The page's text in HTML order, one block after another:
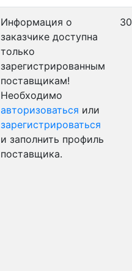
Информация о
заказчике доступна
только
зарегистрированным
поставщикам!
Необходимо
авторизоваться или
зарегистрироваться
и заполнить профиль
поставщика.